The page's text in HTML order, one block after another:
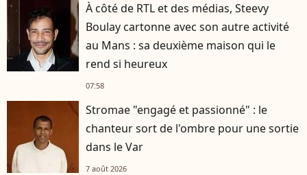
À côté de RTL et des médias, Steevy
Boulay cartonne avec son autre activité
au Mans : sa deuxième maison qui le
rend si heureux
07:58
Stromae "engagé et passionné" : le
chanteur sort de l'ombre pour une sortie
dans le Var
7 août 2026